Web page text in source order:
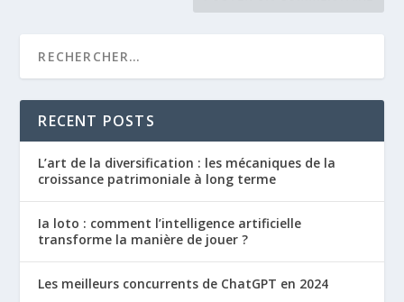
RECENT POSTS
L’art de la diversification : les mécaniques de la
croissance patrimoniale à long terme
Ia loto : comment l’intelligence artificielle
transforme la manière de jouer ?
Les meilleurs concurrents de ChatGPT en 2024